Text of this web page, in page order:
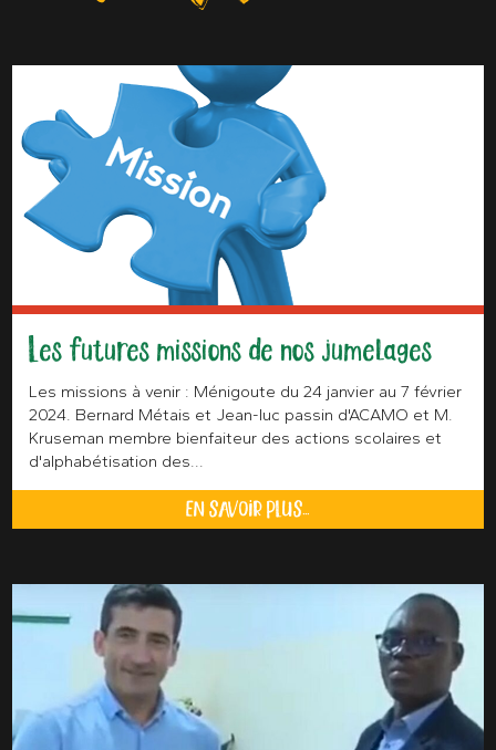
Les futures missions de nos jumelages
Les missions à venir : Ménigoute du 24 janvier au 7 février
2024. Bernard Métais et Jean-luc passin d'ACAMO et M.
Kruseman membre bienfaiteur des actions scolaires et
d'alphabétisation des...
EN SAVOIR PLUS...